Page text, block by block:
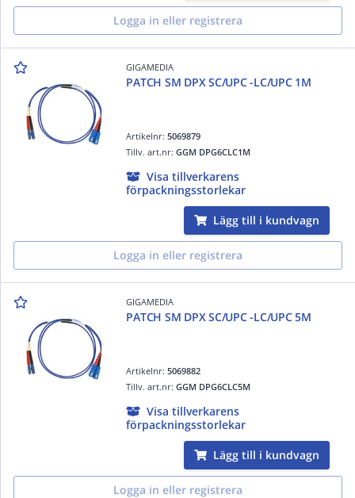
Logga in eller registrera
GIGAMEDIA
PATCH SM DPX SC/UPC -LC/UPC 1M
Artikelnr:5069879
Tillv. art.nr:GGM DPG6CLC1M
Visa tillverkarens
förpackningsstorlekar
Lägg till i kundvagn
Logga in eller registrera
GIGAMEDIA
PATCH SM DPX SC/UPC -LC/UPC 5M
Artikelnr:5069882
Tillv. art.nr:GGM DPG6CLC5M
Visa tillverkarens
förpackningsstorlekar
Lägg till i kundvagn
Logga in eller registrera